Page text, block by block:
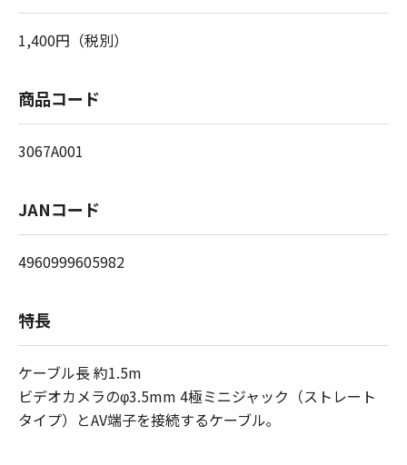
1,400円（税別）
商品コード
3067A001
JANコード
4960999605982
特長
ケーブル長 約1.5m
ビデオカメラのφ3.5mm 4極ミニジャック（ストレート
タイプ）とAV端子を接続するケーブル｡